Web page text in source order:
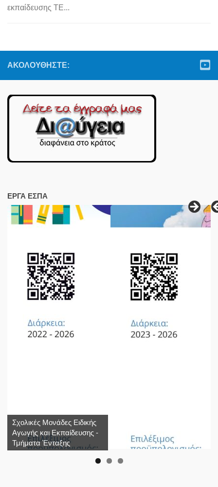
εκπαίδευσης ΤΕ...
ΑΚΟΛΟΥΘΉΣΤΕ:
ΕΡΓΑ ΕΣΠΑ
Σχολικές Μονάδες Ειδικής
Αγωγής και Εκπαίδευσης -
Τμήματα Ένταξης